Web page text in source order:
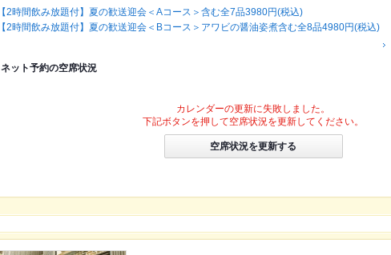
【2時間飲み放題付】夏の歓送迎会＜Aコース＞含む全7品3980円(税込)
【2時間飲み放題付】夏の歓送迎会＜Bコース＞アワビの醤油姿煮含む全8品4980円(税込)
ネット予約の空席状況
カレンダーの更新に失敗しました。
下記ボタンを押して空席状況を更新してください。
空席状況を更新する